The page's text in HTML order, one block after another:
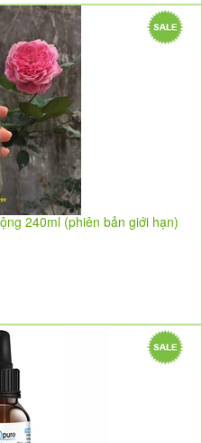
240ml (phiên bản giới hạn)